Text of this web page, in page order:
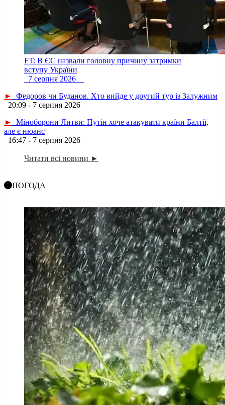
FT: В ЄС назвали головну причину затримки
вступу України
7 серпня 2026
►
Федоров чи Буданов. Хто вийде у другий тур із Залужним
20:09 - 7 серпня 2026
►
Міноборони Литви: Путін хоче атакувати країни Балтії,
але є нюанс
16:47 - 7 серпня 2026
Читати всі новини ►
ПОГОДА